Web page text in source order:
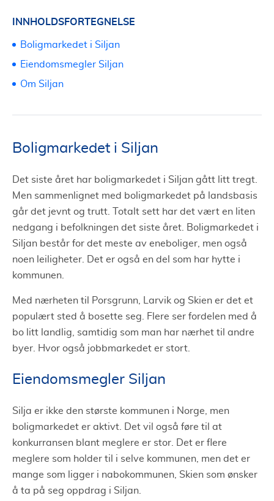
Boligmarkedet i Siljan
Det siste året har boligmarkedet i Siljan gått litt tregt.
Men sammenlignet med boligmarkedet på landsbasis
går det jevnt og trutt. Totalt sett har det vært en liten
nedgang i befolkningen det siste året. Boligmarkedet i
Siljan består for det meste av eneboliger, men også
noen leiligheter. Det er også en del som har hytte i
kommunen.
Med nærheten til Porsgrunn, Larvik og Skien er det et
populært sted å bosette seg. Flere ser fordelen med å
bo litt landlig, samtidig som man har nærhet til andre
byer. Hvor også jobbmarkedet er stort.
Eiendomsmegler Siljan
Silja er ikke den største kommunen i Norge, men
boligmarkedet er aktivt. Det vil også føre til at
konkurransen blant meglere er stor. Det er flere
meglere som holder til i selve kommunen, men det er
mange som ligger i nabokommunen, Skien som ønsker
å ta på seg oppdrag i Siljan.
INNHOLDSFORTEGNELSE
Boligmarkedet i Siljan
Eiendomsmegler Siljan
Om Siljan